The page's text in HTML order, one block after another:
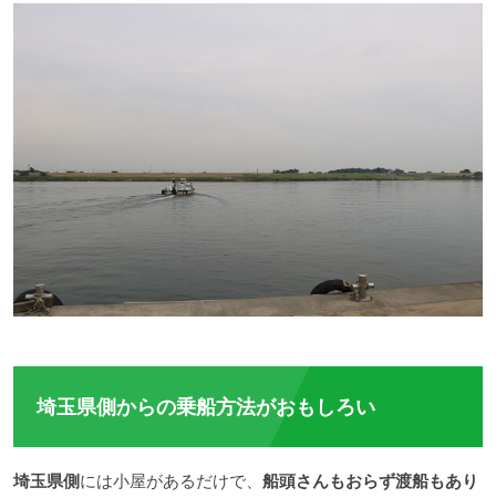
埼玉県側からの乗船方法がおもしろい
埼玉県側には小屋があるだけで、 船頭さんもおらず渡船もあり